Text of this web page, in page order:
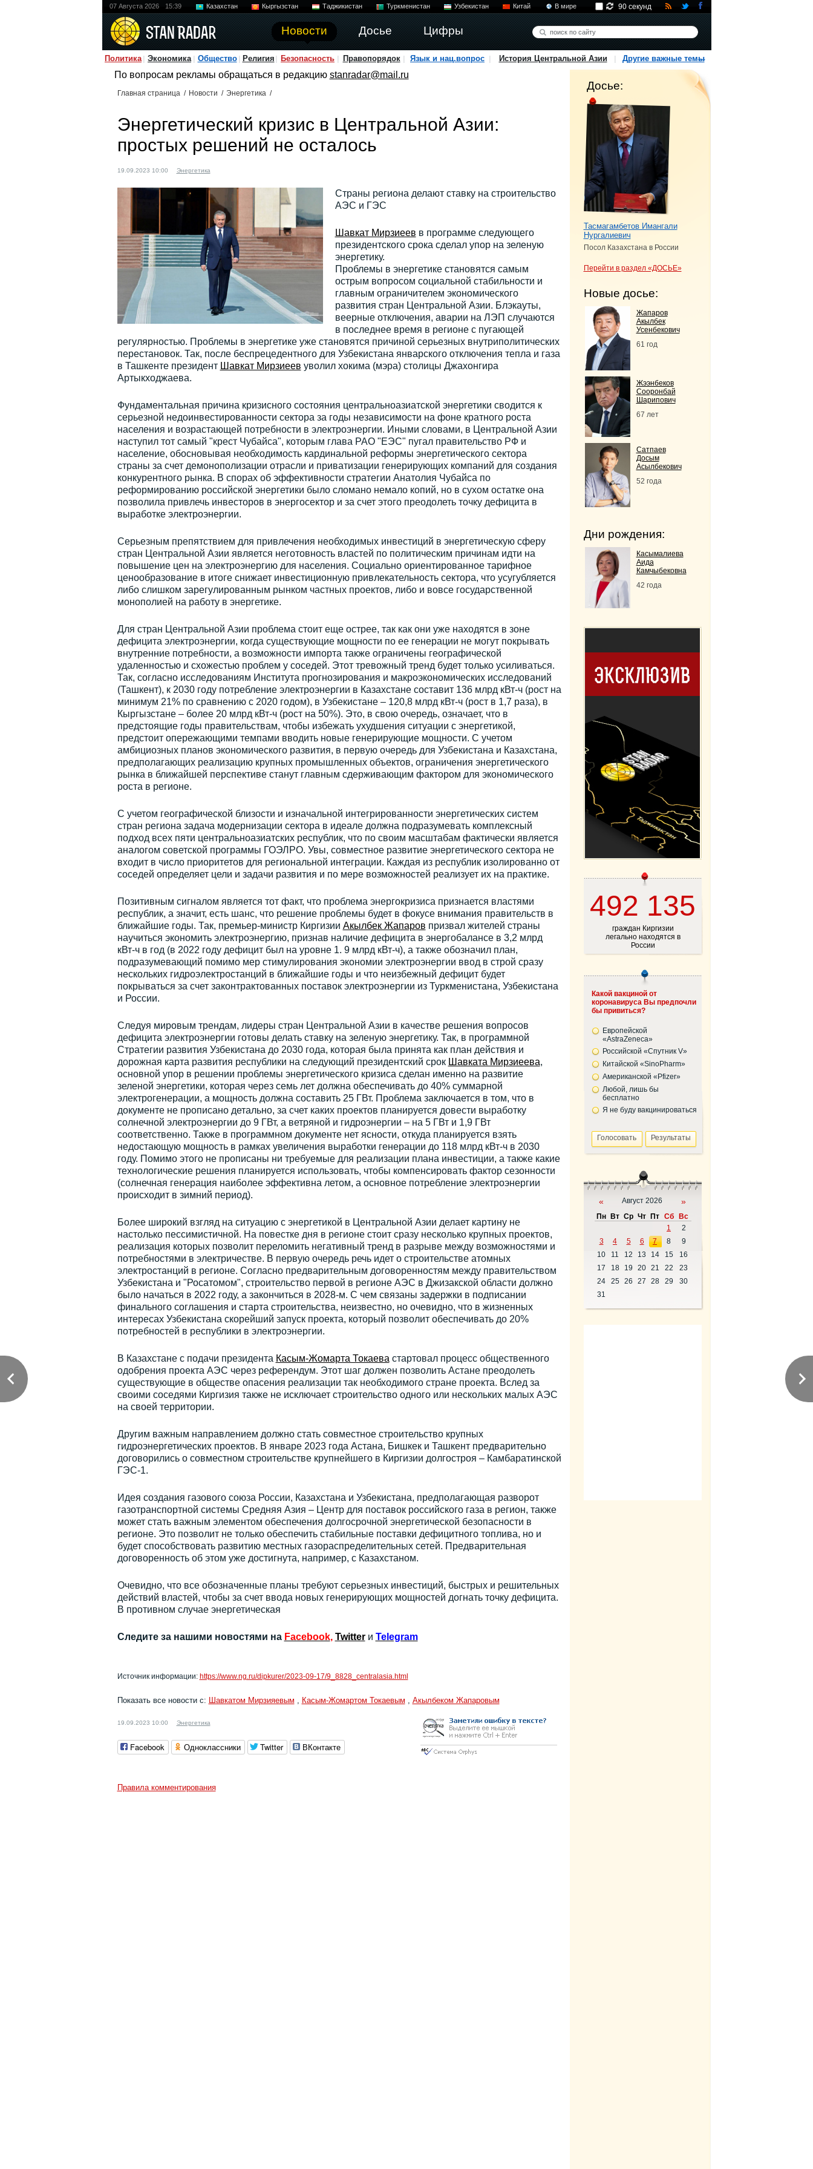
07 Августа 2026 15:39 Казахстан Кыргызстан Таджикистан Туркменистан Узбекистан Китай В мире
Новости Досье Цифры
90 секунд
Политика Экономика Общество Религия Безопасность Правопорядок Язык и нац.вопрос История Центральной Азии Другие важные темы
По вопросам рекламы обращаться в редакцию stanradar@mail.ru
Главная страница / Новости / Энергетика /
Энергетический кризис в Центральной Азии:
простых решений не осталось
19.09.2023 10:00 Энергетика
Страны региона делают ставку на строительство
АЭС и ГЭС
Шавкат Мирзиеев в программе следующего
президентского срока сделал упор на зеленую
энергетику.
Проблемы в энергетике становятся самым
острым вопросом социальной стабильности и
главным ограничителем экономического
развития стран Центральной Азии. Блэкауты,
веерные отключения, аварии на ЛЭП случаются
в последнее время в регионе с пугающей
регулярностью. Проблемы в энергетике уже становятся причиной серьезных внутриполитических
перестановок. Так, после беспрецедентного для Узбекистана январского отключения тепла и газа
в Ташкенте президент Шавкат Мирзиеев уволил хокима (мэра) столицы Джахонгира
Артыкходжаева.
Фундаментальная причина кризисного состояния центральноазиатской энергетики сводится к
серьезной недоинвестированности сектора за годы независимости на фоне кратного роста
населения и возрастающей потребности в электроэнергии. Иными словами, в Центральной Азии
наступил тот самый "крест Чубайса", которым глава РАО "ЕЭС" пугал правительство РФ и
население, обосновывая необходимость кардинальной реформы энергетического сектора
страны за счет демонополизации отрасли и приватизации генерирующих компаний для создания
конкурентного рынка. В спорах об эффективности стратегии Анатолия Чубайса по
реформированию российской энергетики было сломано немало копий, но в сухом остатке она
позволила привлечь инвесторов в энергосектор и за счет этого преодолеть точку дефицита в
выработке электроэнергии.
Серьезным препятствием для привлечения необходимых инвестиций в энергетическую сферу
стран Центральной Азии является неготовность властей по политическим причинам идти на
повышение цен на электроэнергию для населения. Социально ориентированное тарифное
ценообразование в итоге снижает инвестиционную привлекательность сектора, что усугубляется
либо слишком зарегулированным рынком частных проектов, либо и вовсе государственной
монополией на работу в энергетике.
Для стран Центральной Азии проблема стоит еще острее, так как они уже находятся в зоне
дефицита электроэнергии, когда существующие мощности по ее генерации не могут покрывать
внутренние потребности, а возможности импорта также ограничены географической
удаленностью и схожестью проблем у соседей. Этот тревожный тренд будет только усиливаться.
Так, согласно исследованиям Института прогнозирования и макроэкономических исследований
(Ташкент), к 2030 году потребление электроэнергии в Казахстане составит 136 млрд кВт-ч (рост на
минимум 21% по сравнению с 2020 годом), в Узбекистане – 120,8 млрд кВт-ч (рост в 1,7 раза), в
Кыргызстане – более 20 млрд кВт-ч (рост на 50%). Это, в свою очередь, означает, что в
предстоящие годы правительствам, чтобы избежать ухудшения ситуации с энергетикой,
предстоит опережающими темпами вводить новые генерирующие мощности. С учетом
амбициозных планов экономического развития, в первую очередь для Узбекистана и Казахстана,
предполагающих реализацию крупных промышленных объектов, ограничения энергетического
рынка в ближайшей перспективе станут главным сдерживающим фактором для экономического
роста в регионе.
С учетом географической близости и изначальной интегрированности энергетических систем
стран региона задача модернизации сектора в идеале должна подразумевать комплексный
подход всех пяти центральноазиатских республик, что по своим масштабам фактически является
аналогом советской программы ГОЭЛРО. Увы, совместное развитие энергетического сектора не
входит в число приоритетов для региональной интеграции. Каждая из республик изолированно от
соседей определяет цели и задачи развития и по мере возможностей реализует их на практике.
Позитивным сигналом является тот факт, что проблема энергокризиса признается властями
республик, а значит, есть шанс, что решение проблемы будет в фокусе внимания правительств в
ближайшие годы. Так, премьер-министр Киргизии Акылбек Жапаров призвал жителей страны
научиться экономить электроэнергию, признав наличие дефицита в энергобалансе в 3,2 млрд
кВт-ч в год (в 2022 году дефицит был на уровне 1. 9 млрд кВт-ч), а также обозначил план,
подразумевающий помимо мер стимулирования экономии электроэнергии ввод в строй сразу
нескольких гидроэлектростанций в ближайшие годы и что неизбежный дефицит будет
покрываться за счет законтрактованных поставок электроэнергии из Туркменистана, Узбекистана
и России.
Следуя мировым трендам, лидеры стран Центральной Азии в качестве решения вопросов
дефицита электроэнергии готовы делать ставку на зеленую энергетику. Так, в программной
Стратегии развития Узбекистана до 2030 года, которая была принята как план действия и
дорожная карта развития республики на следующий президентский срок Шавката Мирзиеева,
основной упор в решении проблемы энергетического кризиса сделан именно на развитие
зеленой энергетики, которая через семь лет должна обеспечивать до 40% суммарной
электрогенерации, а мощность должна составить 25 ГВт. Проблема заключается в том, что в
документе не прописано детально, за счет каких проектов планируется довести выработку
солнечной электроэнергии до 9 ГВт, а ветряной и гидроэнергии – на 5 ГВт и 1,9 ГВт
соответственно. Также в программном документе нет ясности, откуда планируется взять
недостающую мощность в рамках увеличения выработки генерации до 118 млрд кВт-ч в 2030
году. Помимо этого не прописаны ни требуемые для реализации плана инвестиции, а также какие
технологические решения планируется использовать, чтобы компенсировать фактор сезонности
(солнечная генерация наиболее эффективна летом, а основное потребление электроэнергии
происходит в зимний период).
Более широкий взгляд на ситуацию с энергетикой в Центральной Азии делает картину не
настолько пессимистичной. На повестке дня в регионе стоит сразу несколько крупных проектов,
реализация которых позволит переломить негативный тренд в разрыве между возможностями и
потребностями в электричестве. В первую очередь речь идет о строительстве атомных
электростанций в регионе. Согласно предварительным договоренностям между правительством
Узбекистана и "Росатомом", строительство первой в регионе АЭС в Джизакской области должно
было начаться в 2022 году, а закончиться в 2028-м. С чем связаны задержки в подписании
финального соглашения и старта строительства, неизвестно, но очевидно, что в жизненных
интересах Узбекистана скорейший запуск проекта, который позволит обеспечивать до 20%
потребностей в республики в электроэнергии.
В Казахстане с подачи президента Касым-Жомарта Токаева стартовал процесс общественного
одобрения проекта АЭС через референдум. Этот шаг должен позволить Астане преодолеть
существующие в обществе опасения реализации так необходимого стране проекта. Вслед за
своими соседями Киргизия также не исключает строительство одного или нескольких малых АЭС
на своей территории.
Другим важным направлением должно стать совместное строительство крупных
гидроэнергетических проектов. В январе 2023 года Астана, Бишкек и Ташкент предварительно
договорились о совместном строительстве крупнейшего в Киргизии долгостроя – Камбаратинской
ГЭС-1.
Идея создания газового союза России, Казахстана и Узбекистана, предполагающая разворот
газотранспортной системы Средняя Азия – Центр для поставок российского газа в регион, также
может стать важным элементом обеспечения долгосрочной энергетической безопасности в
регионе. Это позволит не только обеспечить стабильные поставки дефицитного топлива, но и
будет способствовать развитию местных газораспределительных сетей. Предварительная
договоренность об этом уже достигнута, например, с Казахстаном.
Очевидно, что все обозначенные планы требуют серьезных инвестиций, быстрых и решительных
действий властей, чтобы за счет ввода новых генерирующих мощностей догнать точку дефицита.
В противном случае энергетическая
Следите за нашими новостями на Facebook, Twitter и Telegram
Источник информации: https://www.ng.ru/dipkurer/2023-09-17/9_8828_centralasia.html
Показать все новости с: Шавкатом Мирзияевым , Касым-Жомартом Токаевым , Акылбеком Жапаровым
19.09.2023 10:00 Энергетика
Facebook Одноклассники Twitter ВКонтакте
Правила комментирования
Досье:
Тасмагамбетов Имангали
Нургалиевич
Посол Казахстана в России
Перейти в раздел «ДОСЬЕ»
Новые досье:
Жапаров
Акылбек
Усенбекович
61 год
Жээнбеков
Сооронбай
Шарипович
67 лет
Сатпаев
Досым
Асылбекович
52 года
Дни рождения:
Касымалиева
Аида
Камчыбековна
42 года
492 135
граждан Киргизии
легально находятся в
России
Какой вакциной от
коронавируса Вы предпочли
бы привиться?
Европейской
«AstraZeneca»
Российской «Спутник V»
Китайской «SinoPharm»
Американской «Pfizer»
Любой, лишь бы
бесплатно
Я не буду вакцинироваться
« Август 2026 »
Пн Вт Ср Чт Пт Сб
Вс
1
2
3
4 5 6 7 8
9
10
11 12 13 14 15
16
17
18 19 20 21 22
23
24
25 26 27 28 29
30
31